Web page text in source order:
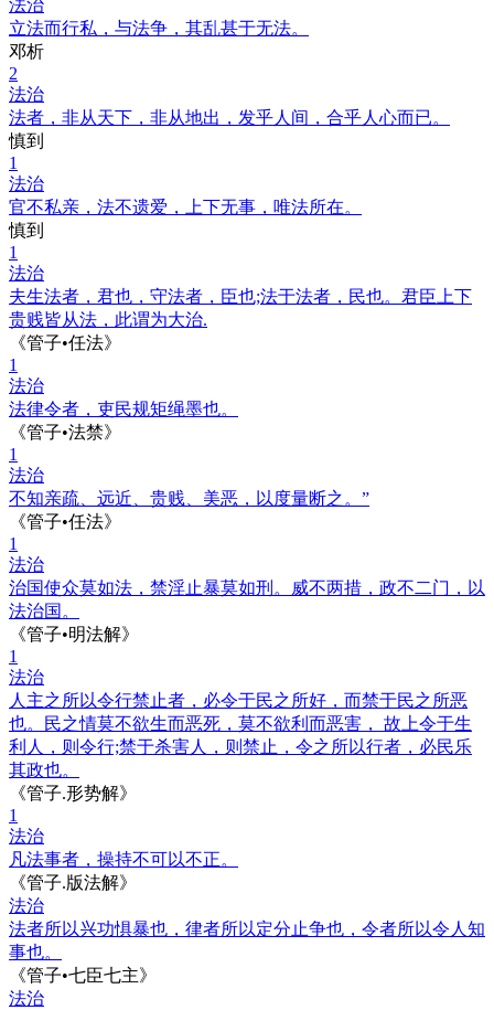
法治
立法而行私，与法争，其乱甚于无法。
邓析
2
法治
法者，非从天下，非从地出，发乎人间，合乎人心而已。
慎到
1
法治
官不私亲，法不遗爱，上下无事，唯法所在。
慎到
1
法治
夫生法者，君也，守法者，臣也;法于法者，民也。君臣上下
贵贱皆从法，此谓为大治.
《管子•任法》
1
法治
法律令者，吏民规矩绳墨也。
《管子•法禁》
1
法治
不知亲疏、远近、贵贱、美恶，以度量断之。”
《管子•任法》
1
法治
治国使众莫如法，禁淫止暴莫如刑。威不两措，政不二门，以
法治国。
《管子•明法解》
1
法治
人主之所以令行禁止者，必令于民之所好，而禁于民之所恶
也。民之情莫不欲生而恶死，莫不欲利而恶害， 故上令于生
利人，则令行;禁于杀害人，则禁止，令之所以行者，必民乐
其政也。
《管子.形势解》
1
法治
凡法事者，操持不可以不正。
《管子.版法解》
法治
法者所以兴功惧暴也，律者所以定分止争也，令者所以令人知
事也。
《管子•七臣七主》
法治